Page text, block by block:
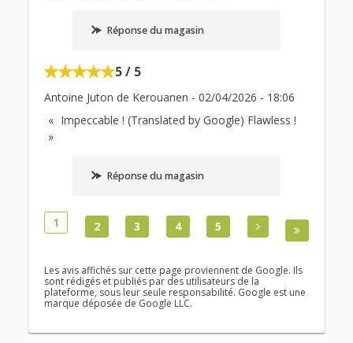
Réponse du magasin
5 / 5
Antoine Juton de Kerouanen - 02/04/2026 - 18:06
Impeccable ! (Translated by Google) Flawless !
Réponse du magasin
1 2 3 4 5
Les avis affichés sur cette page proviennent de Google. Ils
sont rédigés et publiés par des utilisateurs de la
plateforme, sous leur seule responsabilité. Google est une
marque déposée de Google LLC.